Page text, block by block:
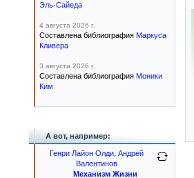
Эль-Сайеда
4 августа 2026 г.
Составлена библиография Маркуса
Кливера
3 августа 2026 г.
Составлена библиография Моники
Ким
А вот, например:
Генри Лайон Олди Андрей
Валентинов
Механизм Жизни